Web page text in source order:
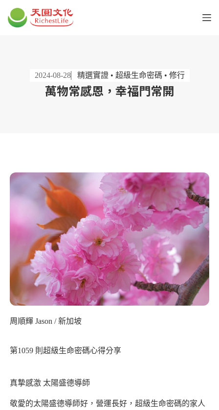
2024-08-28 精選實證 • 超級生命密碼 • 修行
萬物常感恩，幸福門常開
周順輝 Jason / 新加坡
第1059 則超級生命密碼心得分享
真摯感激 太陽盛德導師
敬愛的太陽盛德導師好，營運長好，超級生命密碼的家人